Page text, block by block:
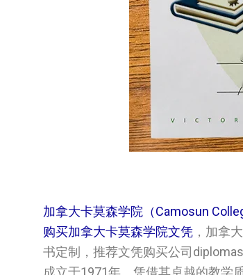
加拿大卡莫森学院（Camosun
购买加拿大卡莫森学院文凭 ，加拿
书定制，推荐文凭购买公司
成立于1971年，凭借其卓越的教学